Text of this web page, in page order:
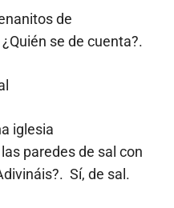
de
se de cuenta?.
iglesia
paredes de sal con
Sí, de sal.